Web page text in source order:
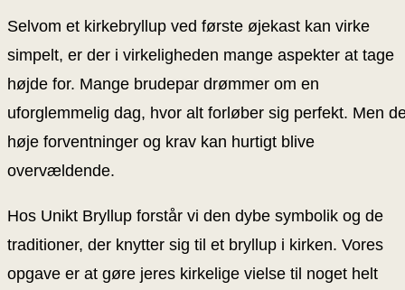
Selvom et kirkebryllup ved første øjekast kan virke
simpelt, er der i virkeligheden mange aspekter at tage
højde for. Mange brudepar drømmer om en
uforglemmelig dag, hvor alt forløber sig perfekt. Men
høje forventninger og krav kan hurtigt blive
overvældende.
Hos Unikt Bryllup forstår vi den dybe symbolik og de
traditioner, der knytter sig til et bryllup i kirken. Vores
opgave er at gøre jeres kirkelige vielse til noget helt